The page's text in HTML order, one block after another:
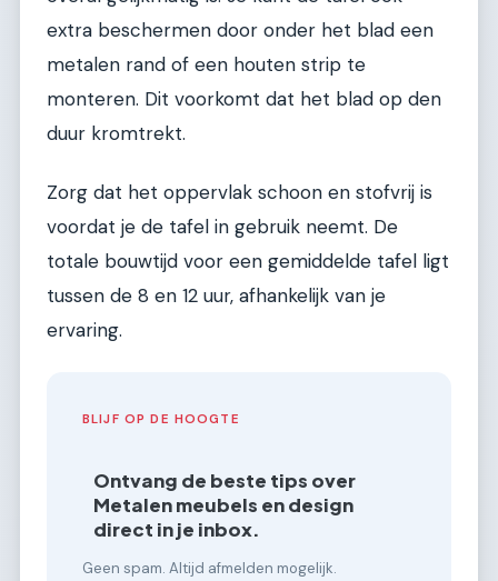
extra beschermen door onder het blad een
metalen rand of een houten strip te
monteren. Dit voorkomt dat het blad op den
duur kromtrekt.
Zorg dat het oppervlak schoon en stofvrij is
voordat je de tafel in gebruik neemt. De
totale bouwtijd voor een gemiddelde tafel ligt
tussen de 8 en 12 uur, afhankelijk van je
ervaring.
BLIJF OP DE HOOGTE
Ontvang de beste tips over
Metalen meubels en design
direct in je inbox.
Geen spam. Altijd afmelden mogelijk.